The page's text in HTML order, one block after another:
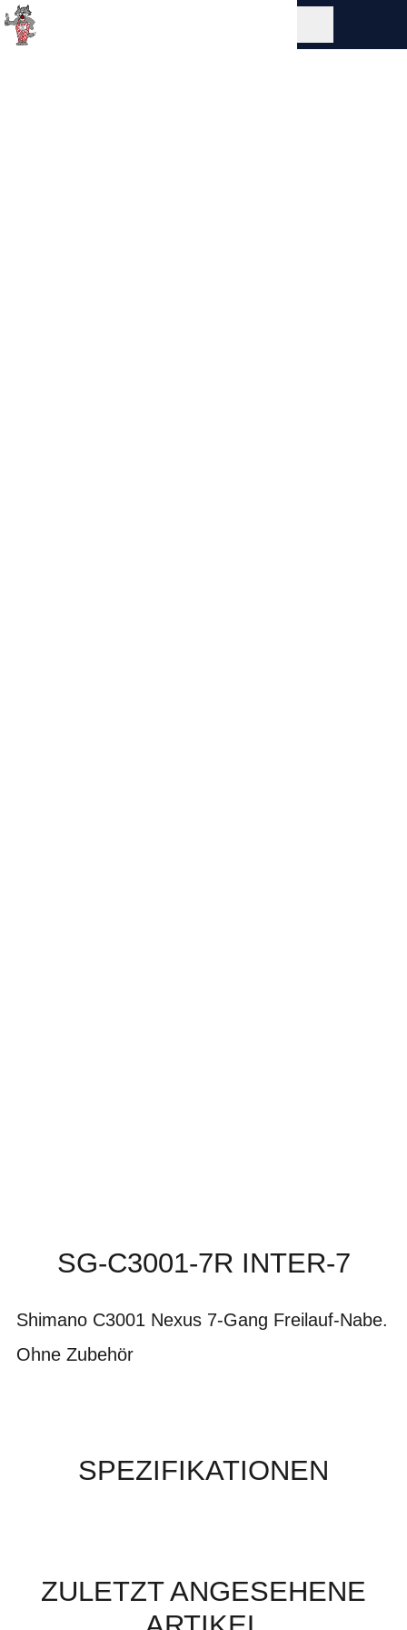
SG-C3001-7R INTER-7
Shimano C3001 Nexus 7-Gang Freilauf-Nabe.
Ohne Zubehör
SPEZIFIKATIONEN
ZULETZT ANGESEHENE